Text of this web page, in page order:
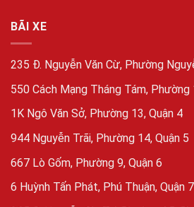
BÃI XE
235 Đ. Nguyễn Văn Cừ, Phường
550 Cách Mạng Tháng Tám, Phường
1K Ngô Văn Sở, Phường 13, Quận 4
944 Nguyễn Trãi, Phường 14, Quận 5
667 Lò Gốm, Phường 9, Quận 6
6 Huỳnh Tấn Phát, Phú Thuận, Quận 7